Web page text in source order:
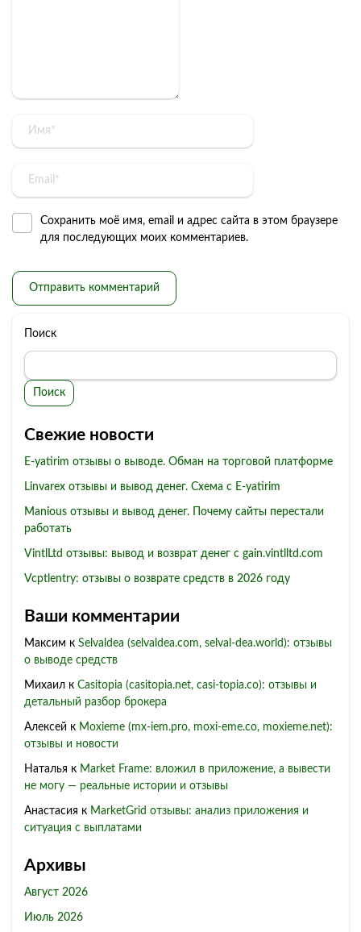
Сохранить моё имя, email и адрес сайта в этом браузере
для последующих моих комментариев.
Поиск
Поиск
Свежие новости
E-yatirim отзывы о выводе. Обман на торговой платформе
Linvarex отзывы и вывод денег. Схема с E-yatirim
Manious отзывы и вывод денег. Почему сайты перестали
работать
VintlLtd отзывы: вывод и возврат денег с gain.vintlltd.com
Vcptlentry: отзывы о возврате средств в 2026 году
Ваши комментарии
Максим к Selvaldea (selvaldea.com, selval-dea.world): отзывы
о выводе средств
Михаил к Casitopia (casitopia.net, casi-topia.co): отзывы и
детальный разбор брокера
Алексей к Moxieme (mx-iem.pro, moxi-eme.co, moxieme.net):
отзывы и новости
Наталья к Market Frame: вложил в приложение, а вывести
не могу — реальные истории и отзывы
Анастасия к MarketGrid отзывы: анализ приложения и
ситуация с выплатами
Архивы
Август 2026
Июль 2026